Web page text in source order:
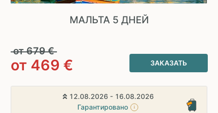
МАЛЬТА 5 ДНЕЙ
от679€
от 469 € ЗАКАЗАТЬ
12.08.2026 - 16.08.2026
Гарантировано
i